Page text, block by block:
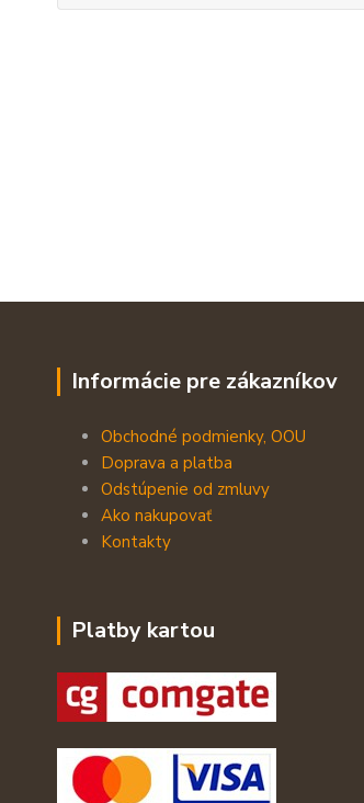
Informácie pre zákazníkov
Obchodné podmienky, OOU
Doprava a platba
Odstúpenie od zmluvy
Ako nakupovať
Kontakty
Platby kartou